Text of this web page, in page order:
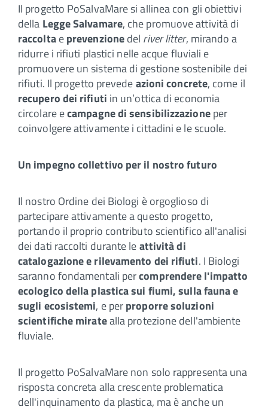
Il progetto PoSalvaMare si allinea con gli obiettivi
della Legge Salvamare, che promuove attività di
raccoltaeprevenzionedel river litter, mirando a
ridurre i rifiuti plastici nelle acque fluviali e
promuovere un sistema di gestione sostenibile dei
rifiuti. Il progetto prevedeazioni concrete, come il
recupero dei rifiuti in un’ottica di economia
circolare ecampagne di sensibilizzazioneper
coinvolgere attivamente i cittadini e le scuole.
Un impegno collettivo per il nostro futuro
Il nostro Ordine dei Biologi è orgoglioso di
partecipare attivamente a questo progetto,
portando il proprio contributo scientifico all'analisi
dei dati raccolti durante leattività di
catalogazione e rilevamento dei rifiuti. I Biologi
saranno fondamentali percomprendere l'impatto
ecologico della plastica sui fiumi, sulla fauna e
sugli ecosistemi, e perproporre soluzioni
scientifiche miratealla protezione dell'ambiente
fluviale.
Il progetto PoSalvaMare non solo rappresenta una
risposta concreta alla crescente problematica
dell'inquinamento da plastica, ma è anche un